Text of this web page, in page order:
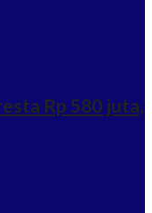
Rp 580 juta,